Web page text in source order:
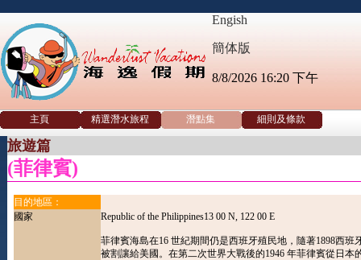
Engish
簡体版
8/8/2026 16:20 下午
主頁 精選潛水旅程 潛點集 細則及條款
旅遊篇
(菲律賓)
目的地區：
國家
Republic of the Philippines13 00 N, 122 00 E
菲律賓海島在16 世紀期間仍是西班牙殖民地，隨著1898西班
被割讓給美國。在第二次世界大戰後的1946 年菲律賓從日本